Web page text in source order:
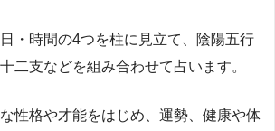
・時間の4つを柱に見立て、陰陽五行
二支などを組み合わせて占います。
性格や才能をはじめ、運勢、健康や体